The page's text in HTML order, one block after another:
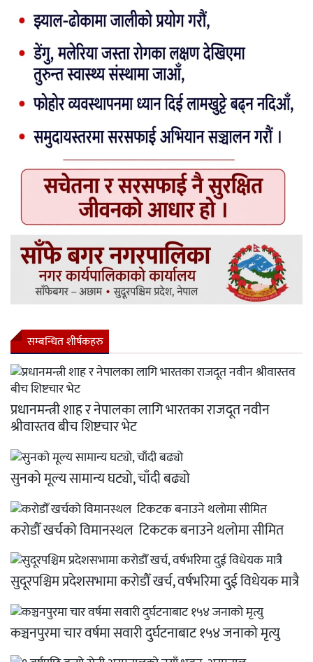
सम्बन्धित शीर्षकहरु
प्रधानमन्त्री शाह र नेपालका लागि भारतका राजदूत नवीन
श्रीवास्तव बीच शिष्टचार भेट
सुनको मूल्य सामान्य घट्यो, चाँदी बढ्यो
करोडौँ खर्चको विमानस्थल टिकटक बनाउने थलोमा सीमित
सुदूरपश्चिम प्रदेशसभामा करोडौँ खर्च, वर्षभरिमा दुई विधेयक मात्रै
कञ्चनपुरमा चार वर्षमा सवारी दुर्घटनाबाट १५४ जनाको मृत्यु